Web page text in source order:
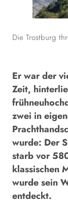
Die Trostburg
Er war der
Zeit,
zwei in
wurde: Der
starb vor
klassischen
wurde sein
entdeckt.